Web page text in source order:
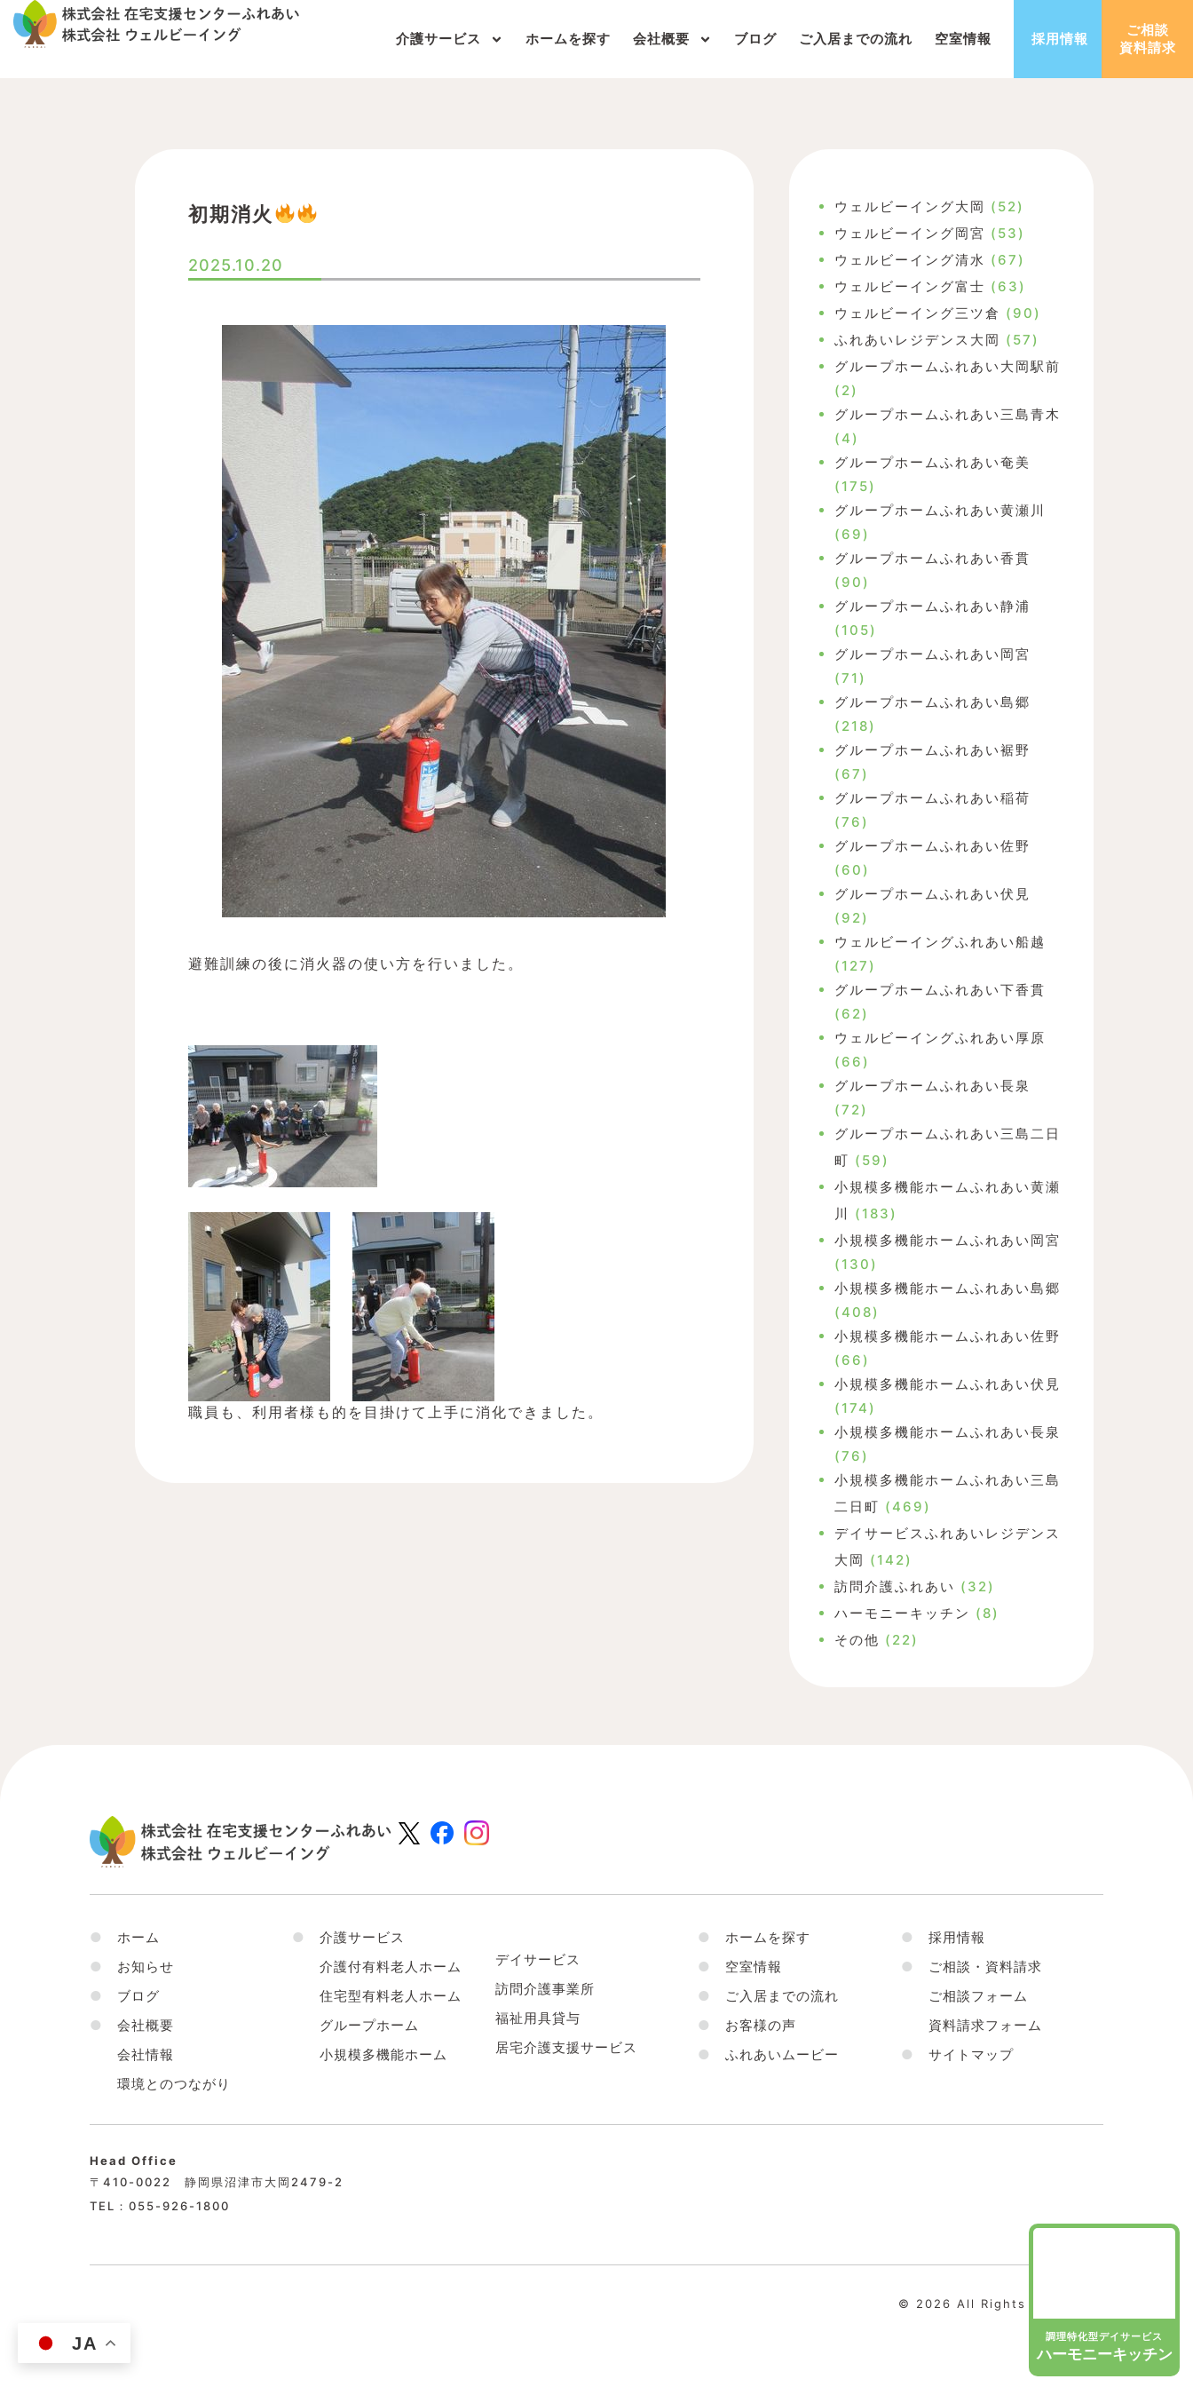
内
調理特化型デイサービス
ハーモニーキッチン
介護サービス ホームを探す 会社概要 ブログ ご入居までの流れ 空室情報 採用情報
ご相談
資料請求
初期消火
2025.10.20
避難訓練の後に消火器の使い方を行いました。
職員も、利用者様も的を目掛けて上手に消化できました。
ウェルビーイング大岡 (52)
ウェルビーイング岡宮 (53)
ウェルビーイング清水 (67)
ウェルビーイング富士 (63)
ウェルビーイング三ツ倉 (90)
ふれあいレジデンス大岡 (57)
グループホームふれあい大岡駅前
(2)
グループホームふれあい三島青木
(4)
グループホームふれあい奄美
(175)
グループホームふれあい黄瀬川
(69)
グループホームふれあい香貫
(90)
グループホームふれあい静浦
(105)
グループホームふれあい岡宮
(71)
グループホームふれあい島郷
(218)
グループホームふれあい裾野
(67)
グループホームふれあい稲荷
(76)
グループホームふれあい佐野
(60)
グループホームふれあい伏見
(92)
ウェルビーイングふれあい船越
(127)
グループホームふれあい下香貫
(62)
ウェルビーイングふれあい厚原
(66)
グループホームふれあい長泉
(72)
グループホームふれあい三島二日
町 (59)
小規模多機能ホームふれあい黄瀬
川 (183)
小規模多機能ホームふれあい岡宮
(130)
小規模多機能ホームふれあい島郷
(408)
小規模多機能ホームふれあい佐野
(66)
小規模多機能ホームふれあい伏見
(174)
小規模多機能ホームふれあい長泉
(76)
小規模多機能ホームふれあい三島
二日町 (469)
デイサービスふれあいレジデンス
大岡 (142)
訪問介護ふれあい (32)
ハーモニーキッチン (8)
その他 (22)
●
ホーム
●
お知らせ
●
ブログ
●
会社概要
会社情報
環境とのつながり
●
介護サービス
介護付有料老人ホーム
住宅型有料老人ホーム
グループホーム
小規模多機能ホーム
デイサービス
訪問介護事業所
福祉用具貸与
居宅介護支援サービス
●
ホームを探す
●
空室情報
●
ご入居までの流れ
●
お客様の声
●
ふれあいムービー
●
採用情報
●
ご相談・資料請求
ご相談フォーム
資料請求フォーム
●
サイトマップ
Head Office
〒410-0022 静岡県沼津市大岡2479-2
TEL：055-926-1800
© 2026 All Rights Reserved.
JA